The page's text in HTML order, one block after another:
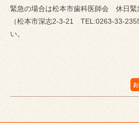
緊急の場合は松本市歯科医師会 休日緊
（松本市深志2-3-21 TEL:0263-33-
い。